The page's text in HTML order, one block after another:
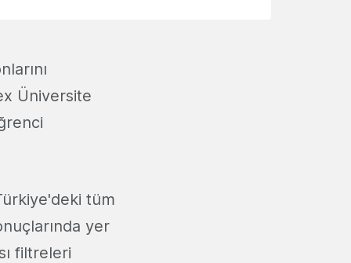
Üniversite
tüm
yer
filtreleri